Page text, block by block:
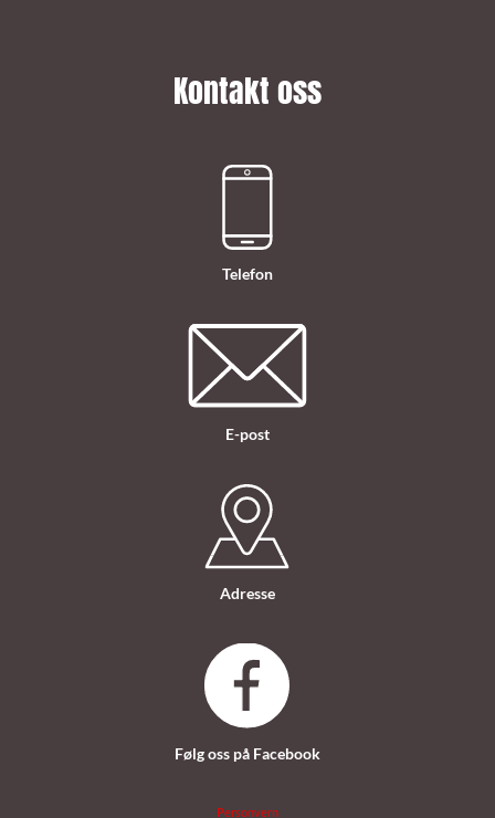
Kontakt oss
Telefon
E-post
Adresse
Følg oss på Facebook
Personvern